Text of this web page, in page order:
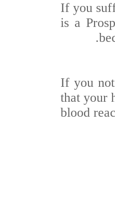
If you
is a
If you
that
blood